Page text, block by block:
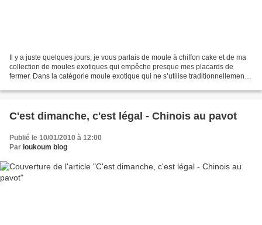
Il y a juste quelques jours, je vous parlais de moule à chiffon cake et de ma
collection de moules exotiques qui empêche presque mes placards de
fermer. Dans la catégorie moule exotique qui ne s’utilise traditionnellement
C'est dimanche, c'est légal - Chinois au pavot
Publié le 10/01/2010 à 12:00
Par loukoum blog